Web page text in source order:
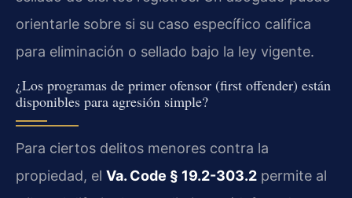
orientarle sobre si su caso específico califica
para eliminación o sellado bajo la ley vigente.
¿Los programas de primer ofensor (first offender) están
disponibles para agresión simple?
Para ciertos delitos menores contra la
propiedad, el Va. Code § 19.2-303.2 permite al